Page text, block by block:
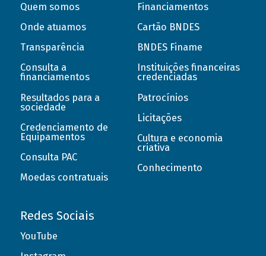
Quem somos
Onde atuamos
Transparência
Consulta a
financiamentos
Resultados para a
sociedade
Credenciamento de
Equipamentos
Consulta PAC
Moedas contratuais
Financiamentos
Cartão BNDES
BNDES Finame
Instituições financeiras
credenciadas
Patrocínios
Licitações
Cultura e economia
criativa
Conhecimento
Redes Sociais
YouTube